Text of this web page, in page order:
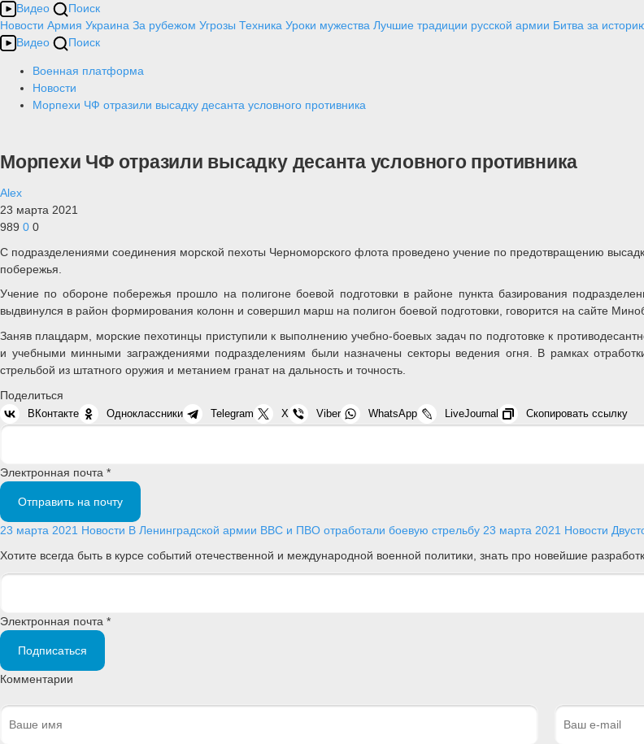
Видео
Поиск
Новости Армия Украина За рубежом Угрозы Техника Уроки мужества Лучшие традиции русской армии Битва за
Видео
Поиск
Военная платформа
Новости
Морпехи ЧФ отразили высадку десанта условного противника
Морпехи ЧФ отразили высадку десанта условного противника
Alex
23 марта 2021
989 0 0
С подразделениями соединения морской пехоты Черноморского флота проведено учение по предотвращению
побережья.
Учение по обороне побережья прошло на полигоне боевой подготовки в районе пункта базирования
выдвинулся в район формирования колонн и совершил марш на полигон боевой подготовки, говорится на сайте
Заняв плацдарм, морские пехотинцы приступили к выполнению учебно-боевых задач по подготовке к
и учебными минными заграждениями подразделениям были назначены секторы ведения огня. В рамках
стрельбой из штатного оружия и метанием гранат на дальность и точность.
Поделиться
ВКонтакте Одноклассники Telegram X Viber WhatsApp LiveJournal Скопировать ссылку
Электронная почта *
Отправить на почту
23 марта 2021 Новости В Ленинградской армии ВВС и ПВО отработали боевую стрельбу 23 марта 2021 Новости
Хотите всегда быть в курсе событий отечественной и международной военной политики, знать про новейшие
Электронная почта *
Подписаться
Комментарии